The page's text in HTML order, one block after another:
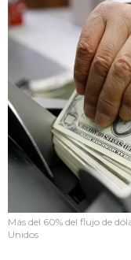
Más del 60% del flujo de
Unidos